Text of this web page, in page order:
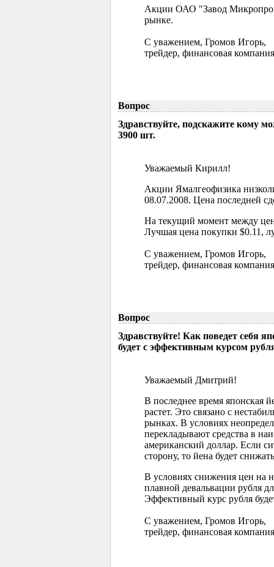
Акции ОАО "Завод
рынке.
С уважением, Громов Игорь,
трейдер, финансовая
Вопрос
Здравствуйте, подскажите кому
3900 шт.
Уважаемый Кирилл!
Акции Ямалгеофизика
08.07.2008. Цена последней
На текущий момент между
Лучшая цена покупки $0.11,
С уважением, Громов Игорь,
трейдер, финансовая
Вопрос
Здравствуйте! Как поведет себя
будет с эффективным курсом
Уважаемый Дмитрий!
В последнее время
растет. Это связано с
рынках. В условиях
перекладывают средства в
американский доллар. Если
сторону, то йена будет
В условиях снижения цен на
плавной девальвации рубля
Эффективный курс рубля
С уважением, Громов Игорь,
трейдер, финансовая